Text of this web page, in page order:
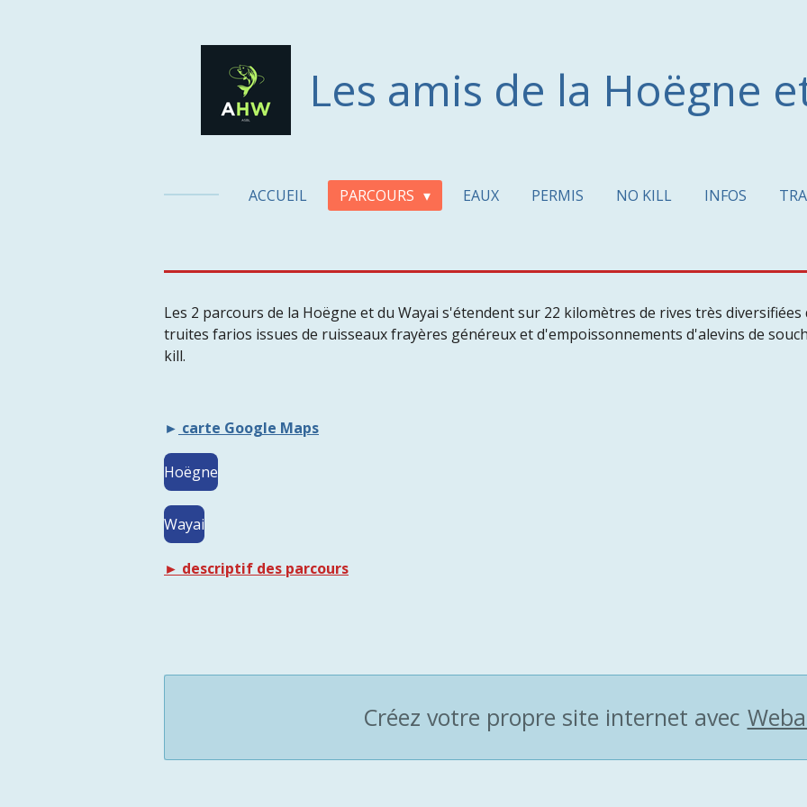
Les amis de la Hoëgne
ACCUEIL PARCOURS EAUX PERMIS NO KILL INFOS
Les 2 parcours de la Hoëgne et du Wayai s'étendent sur 22 kilomètres de rives très
truites farios issues de ruisseaux frayères généreux et d'empoissonnements d'alevins de
kill.
► carte Google Maps
Hoëgne
Wayai
► descriptif des parcours
Créez votre propre site internet avec